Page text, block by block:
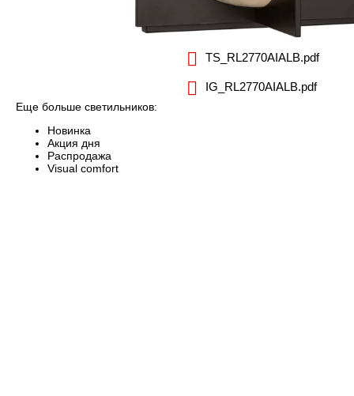
TS_RL2770AIALB.pdf
IG_RL2770AIALB.pdf
Еще больше светильников:
Новинка
Акция дня
Распродажа
Visual comfort